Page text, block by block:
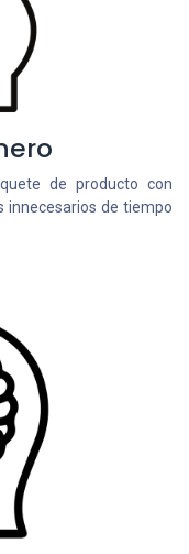
de producto con
innecesarios de tiempo